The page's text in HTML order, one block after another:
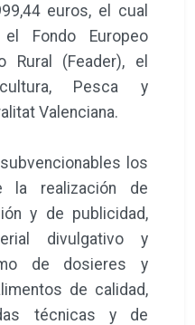
euros, el cual
Fondo Europeo
Rural (Feader), el
Pesca y
Valenciana.
los
la realización de
y de publicidad,
divulgativo y
de dosieres y
de calidad,
técnicas y de